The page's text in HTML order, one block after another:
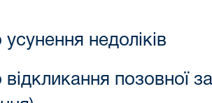
недоліків
позовної